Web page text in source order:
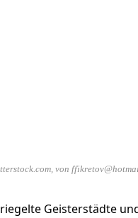
von
Geisterstädte